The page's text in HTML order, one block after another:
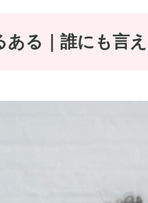
ある｜誰にも言